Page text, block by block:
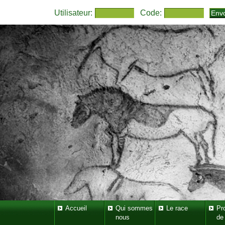
Utilisateur: Code:
Accueil
Qui sommes
nous
Le race